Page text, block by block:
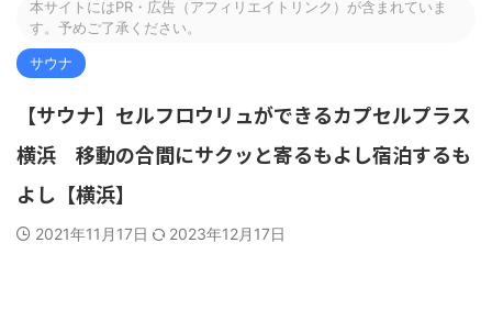
本サイトにはPR・広告（アフィリエイトリンク）が含まれていま
す。予めご了承ください。
サウナ
【サウナ】セルフロウリュができるカプセルプラス
横浜 移動の合間にサクッと寄るもよし宿泊するも
よし【横浜】
2021年11月17日 2023年12月17日